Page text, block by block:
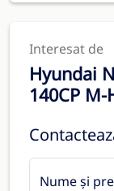
Interesat de
Hyundai
140CP
Nume și